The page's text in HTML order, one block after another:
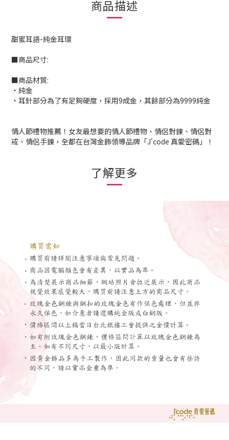
商品描述
甜蜜耳語-純金耳環
■商品尺寸:
■商品材質:
‧純金
‧耳針部分為了有足夠硬度，採用9成金，其餘部分為9999純金
情人節禮物推薦！女友最想要的情人節禮物、情侶對鍊、情侶對
戒、情侶手鍊，全都在台灣金飾領導品牌「J'code 真愛密碼」！
了解更多